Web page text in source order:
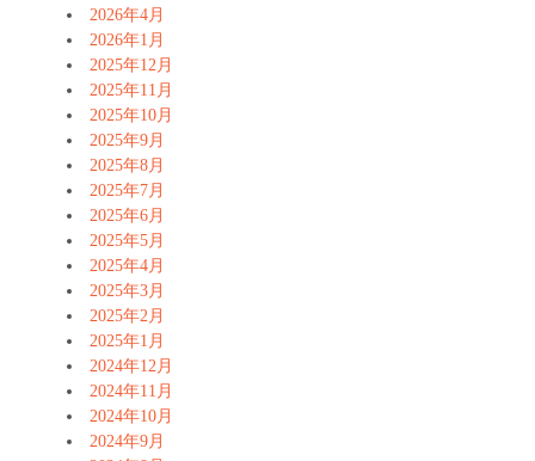
2026年4月
2026年1月
2025年12月
2025年11月
2025年10月
2025年9月
2025年8月
2025年7月
2025年6月
2025年5月
2025年4月
2025年3月
2025年2月
2025年1月
2024年12月
2024年11月
2024年10月
2024年9月